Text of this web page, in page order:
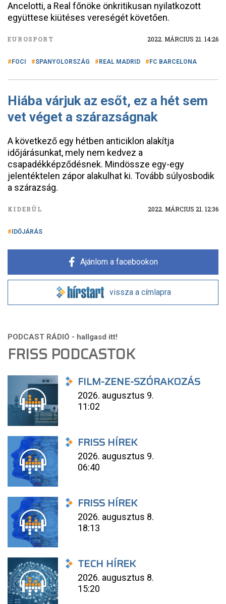
Ancelotti, a Real főnöke önkritikusan nyilatkozott
együttese kiütéses vereségét követően.
EUROSPORT 2022. MÁRCIUS 21. 14:26
FOCI SPANYOLORSZÁG REAL MADRID FC BARCELONA
Hiába várjuk az esőt, ez a hét sem
vet véget a szárazságnak
A következő egy hétben anticiklon alakítja
időjárásunkat, mely nem kedvez a
csapadékképződésnek. Mindössze egy-egy
jelentéktelen zápor alakulhat ki. Tovább súlyosbodik
a szárazság.
KIDERÜL 2022. MÁRCIUS 21. 12:36
IDŐJÁRÁS
Ajánlom a facebookon
vissza a címlapra
FRISS PODCASTOK
FILM-ZENE-SZÓRAKOZÁS
2026. augusztus 9.
11:02
FRISS HÍREK
2026. augusztus 9.
06:40
FRISS HÍREK
2026. augusztus 8.
18:13
TECH HÍREK
2026. augusztus 8.
15:20